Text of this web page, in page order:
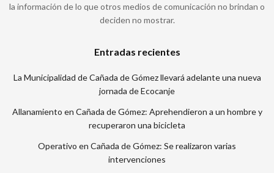
la información de lo que otros medios de comunicación no brindan o
deciden no mostrar.
Entradas recientes
La Municipalidad de Cañada de Gómez llevará adelante una nueva
jornada de Ecocanje
Allanamiento en Cañada de Gómez: Aprehendieron a un hombre y
recuperaron una bicicleta
Operativo en Cañada de Gómez: Se realizaron varias
intervenciones